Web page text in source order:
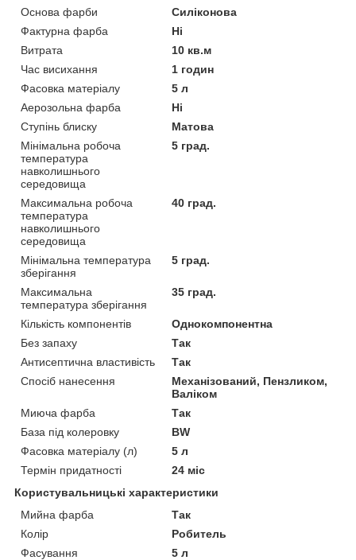
Основа фарби
Силіконова
Фактурна фарба
Ні
Витрата
10 кв.м
Час висихання
1 годин
Фасовка матеріалу
5 л
Аерозольна фарба
Ні
Ступінь блиску
Матова
Мінімальна робоча
температура
навколишнього
середовища
5 град.
Максимальна робоча
температура
навколишнього
середовища
40 град.
Мінімальна температура
зберігання
5 град.
Максимальна
температура зберігання
35 град.
Кількість компонентів
Однокомпонентна
Без запаху
Так
Антисептична властивість
Так
Спосіб нанесення
Механізований, Пензликом,
Валіком
Миюча фарба
Так
База під колеровку
BW
Фасовка матеріалу (л)
5 л
Термін придатності
24 міс
Користувальницькі характеристики
Мийна фарба
Так
Колір
Робитель
Фасування
5 л